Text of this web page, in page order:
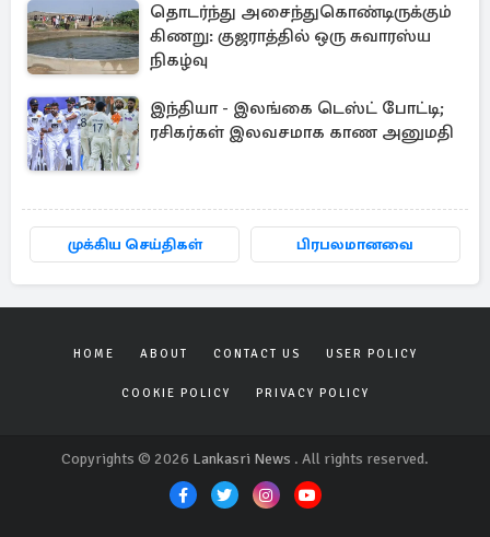
தொடர்ந்து அசைந்துகொண்டிருக்கும்
கிணறு: குஜராத்தில் ஒரு சுவாரஸ்ய
நிகழ்வு
இந்தியா - இலங்கை டெஸ்ட் போட்டி;
ரசிகர்கள் இலவசமாக காண அனுமதி
முக்கிய செய்திகள் பிரபலமானவை
HOME ABOUT CONTACT US USER POLICY
COOKIE POLICY PRIVACY POLICY
Copyrights © 2026 Lankasri News . All rights reserved.